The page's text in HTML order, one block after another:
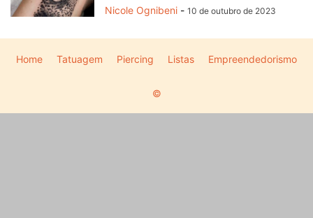
Nicole Ognibeni - 10 de outubro de 2023
Home Tatuagem Piercing Listas Empreendedorismo
©